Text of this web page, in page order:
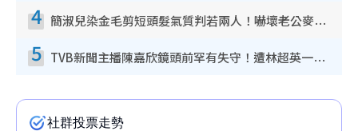
4 簡淑兒染金毛剪短頭髮氣質判若兩人！嚇壞老公麥大力都認唔出：「你做咩事？」
5 TVB新聞主播陳嘉欣鏡頭前罕有失守！遭林超英一句說話突襲嚇親當場大笑